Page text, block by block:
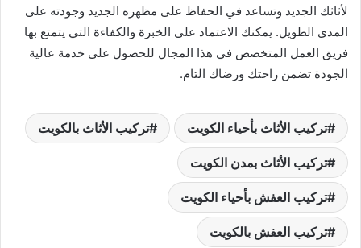
لأثاثك الجديد وتساعد في الحفاظ على مظهره الجديد وجودته على
المدى الطويل. يمكنك الاعتماد على الخبرة والكفاءة التي يتمتع بها
فريق العمل المتخصص في هذا المجال للحصول على خدمة عالية
الجودة تضمن راحتك ورضاك التام.
تركيب الأثاث بأحياء الكويت تركيب الأثاث بالكويت
تركيب الأثاث بمدن الكويت
تركيب العفش بأحياء الكويت
تركيب العفش بالكويت